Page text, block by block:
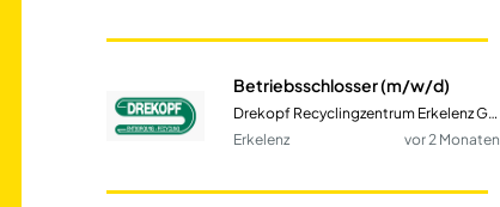
Betriebsschlosser (m/w/d)
Drekopf Recyclingzentrum Erkelenz GmbH
Erkelenz
vor 2 Monaten